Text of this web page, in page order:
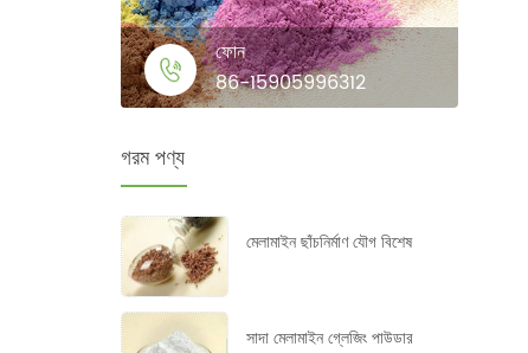
ফোন
86-15905996312
গরম পণ্য
মেলামাইন ছাঁচনির্মাণ যৌগ বিশেষ
সাদা মেলামাইন গ্লেজিং পাউডার